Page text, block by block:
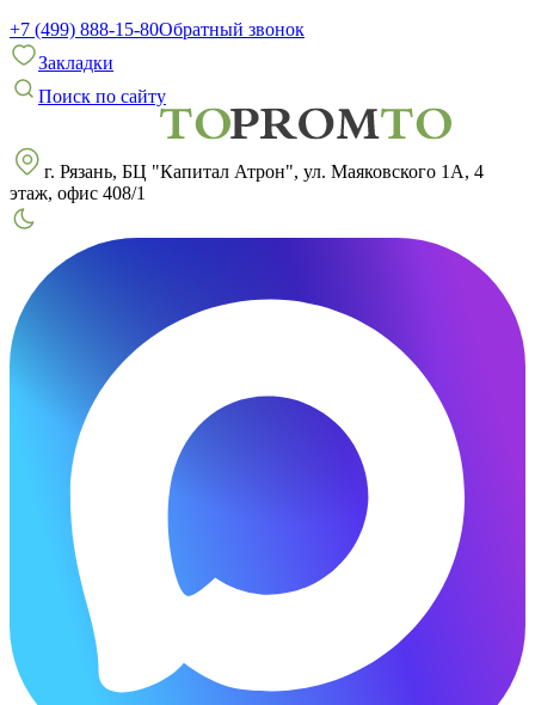
+7 (499) 888-15-80Обратный звонок
Закладки
Поиск по сайту
г. Рязань, БЦ "Капитал Атрон", ул. Маяковского 1А, 4
этаж, офис 408/1